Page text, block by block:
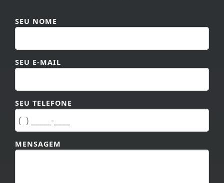
SEU NOME
SEU E-MAIL
SEU TELEFONE
MENSAGEM